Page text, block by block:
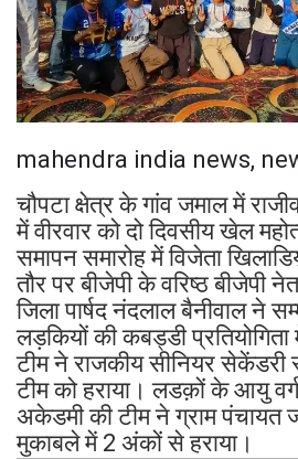
mahendra india news,
चौपटा क्षेत्र के गांव जमाल में
में वीरवार को दो दिवसीय खेल
समापन समारोह में विजेता
तौर पर बीजेपी के वरिष्ठ बीजेपी
जिला पार्षद नंदलाल बैनीवाल ने
लड़कियों की कबड्डी प्रतियोगिता
टीम ने राजकीय सीनियर सेकेंडरी
टीम को हराया। लडक़ों के आयु
अकेडमी की टीम ने ग्राम पंचायत
मुकाबले में 2 अंकों से हराया।